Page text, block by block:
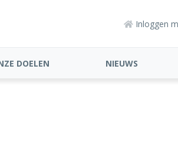
Inloggen
DOELEN NIEUWS